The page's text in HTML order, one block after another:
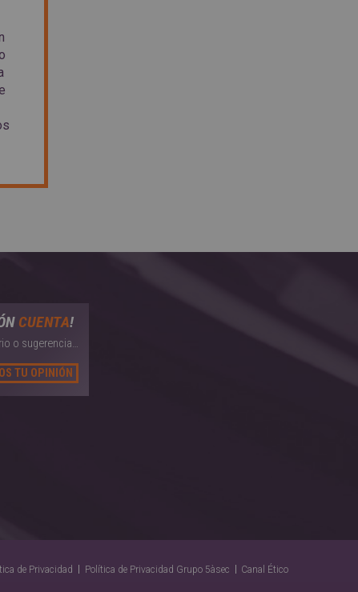
CUENTA!
o sugerencia…
TU OPINIÓN
de Privacidad Política de Privacidad Grupo 5àsec Canal Ético